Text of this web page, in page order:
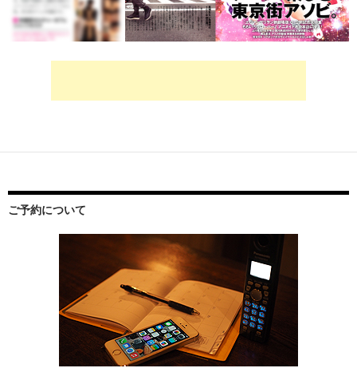
ご予約について